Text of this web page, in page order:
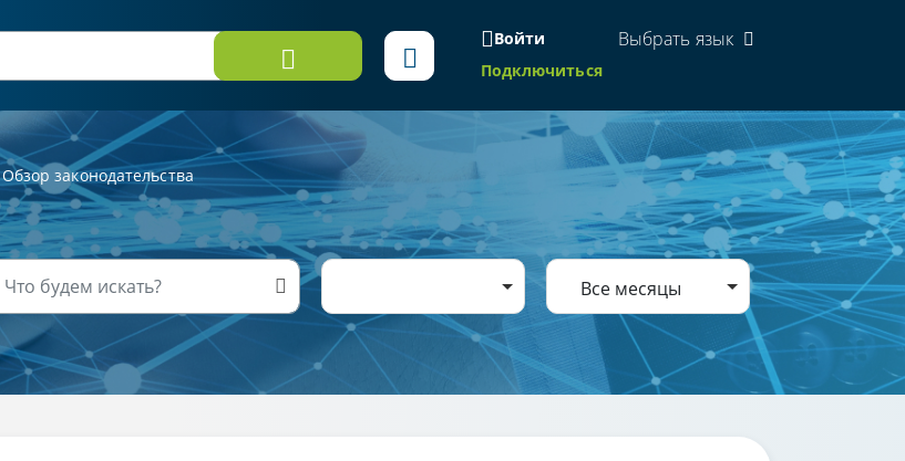
Войти
Подключиться
Выбрать язык
Обзор законодательства
Все месяцы